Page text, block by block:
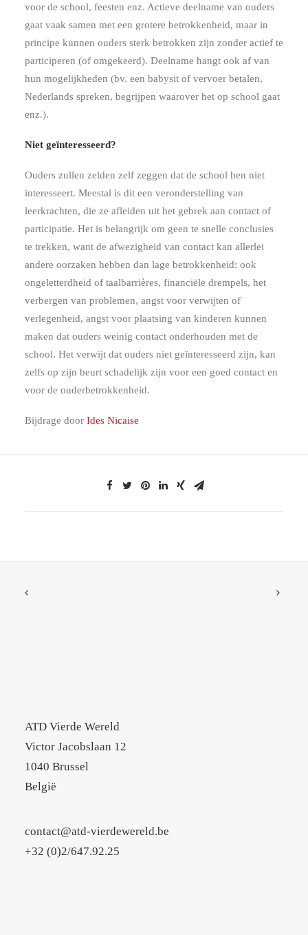
voor de school, feesten enz. Actieve deelname van ouders
gaat vaak samen met een grotere betrokkenheid, maar in
principe kunnen ouders sterk betrokken zijn zonder actief te
participeren (of omgekeerd). Deelname hangt ook af van
hun mogelijkheden (bv. een babysit of vervoer betalen,
Nederlands spreken, begrijpen waarover het op school gaat
enz.).
Niet geïnteresseerd?
Ouders zullen zelden zelf zeggen dat de school hen niet
interesseert. Meestal is dit een veronderstelling van
leerkrachten, die ze afleiden uit het gebrek aan contact of
participatie. Het is belangrijk om geen te snelle conclusies
te trekken, want de afwezigheid van contact kan allerlei
andere oorzaken hebben dan lage betrokkenheid: ook
ongeletterdheid of taalbarrières, financiële drempels, het
verbergen van problemen, angst voor verwijten of
verlegenheid, angst voor plaatsing van kinderen kunnen
maken dat ouders weinig contact onderhouden met de
school. Het verwijt dat ouders niet geïnteresseerd zijn, kan
zelfs op zijn beurt schadelijk zijn voor een goed contact en
voor de ouderbetrokkenheid.
Bijdrage door Ides Nicaise
ATD Vierde Wereld
Victor Jacobslaan 12
1040 Brussel
België
contact@atd-vierdewereld.be
+32 (0)2/647.92.25